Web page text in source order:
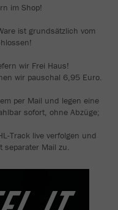
im Shop!
ist grundsätzlich vom
wir Frei Haus!
wir pauschal 6,95 Euro.
per Mail und legen eine
sofort, ohne Abzüge;
Track live verfolgen und
separater Mail zu.